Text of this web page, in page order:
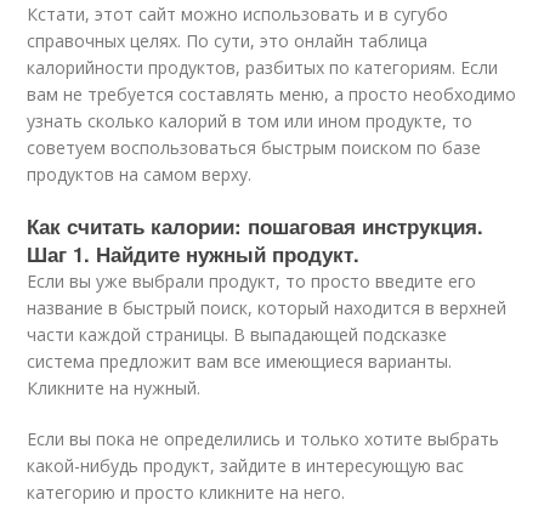
Кстати, этот сайт можно использовать и в сугубо
справочных целях. По сути, это онлайн таблица
калорийности продуктов, разбитых по категориям. Если
вам не требуется составлять меню, а просто необходимо
узнать сколько калорий в том или ином продукте, то
советуем воспользоваться быстрым поиском по базе
продуктов на самом верху.
Как считать калории: пошаговая инструкция.
Шаг 1. Найдите нужный продукт.
Если вы уже выбрали продукт, то просто введите его
название в быстрый поиск, который находится в верхней
части каждой страницы. В выпадающей подсказке
система предложит вам все имеющиеся варианты.
Кликните на нужный.
Если вы пока не определились и только хотите выбрать
какой-нибудь продукт, зайдите в интересующую вас
категорию и просто кликните на него.